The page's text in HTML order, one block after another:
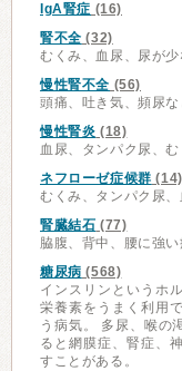
IgA腎症 (16)
腎不全 (32)
むくみ、血尿、尿が
慢性腎不全 (56)
頭痛、吐き気、頻尿な
慢性腎炎 (18)
血尿、タンパク尿、
ネフローゼ症候群 (14)
むくみ、タンパク尿
腎臓結石 (77)
脇腹、背中、腰に強
糖尿病 (568)
インスリンというホ
栄養素をうまく利用
う病気。 多尿、喉の
ると網膜症、腎症、
すことがある。